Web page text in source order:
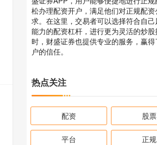
松办理配资开户，满足他们对正规配
求。在这里，交易者可以选择符合自己
能力的配资杠杆，进行更为灵活的炒股
时，财盛证券也提供专业的服务，赢
户的信任。
热点关注
配资 股票
平台 正规